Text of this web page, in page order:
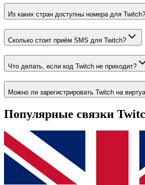
Из каких стран доступны номера для Twitch?
Сколько стоит приём SMS для Twitch?
Что делать, если код Twitch не приходит?
Можно ли зарегистрировать Twitch на
Популярные связки